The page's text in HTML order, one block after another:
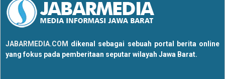
JABARMEDIA.COM dikenal sebagai sebuah portal berita online
yang fokus pada pemberitaan seputar wilayah Jawa Barat.